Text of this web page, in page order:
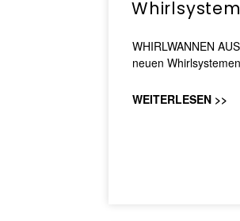
WHIRLWANNEN
neuen
WEITERLESEN >>